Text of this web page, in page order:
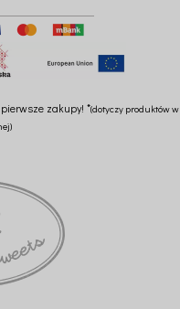
zakupy! *(dotyczy produktów w